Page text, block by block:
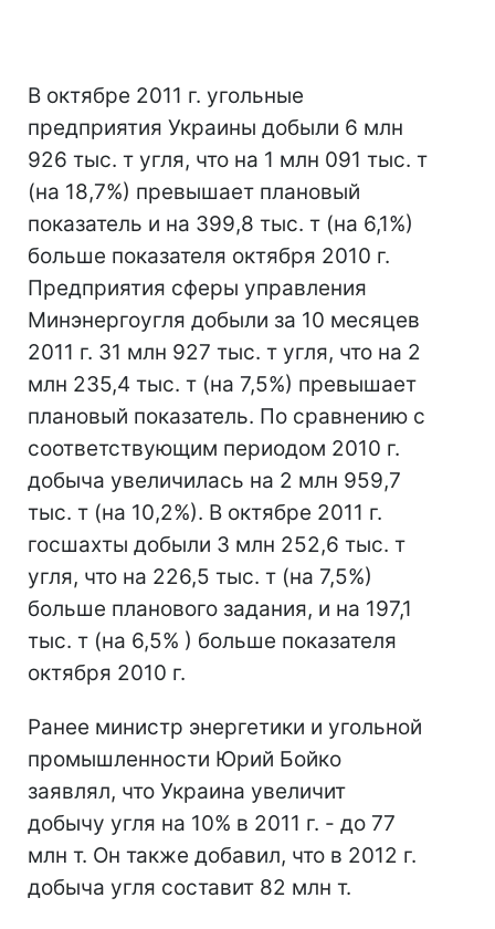
В октябре 2011 г. угольные
предприятия Украины добыли 6 млн
926 тыс. т угля, что на 1 млн 091 тыс. т
(на 18,7%) превышает плановый
показатель и на 399,8 тыс. т (на 6,1%)
больше показателя октября 2010 г.
Предприятия сферы управления
Минэнергоугля добыли за 10 месяцев
2011 г. 31 млн 927 тыс. т угля, что на 2
млн 235,4 тыс. т (на 7,5%) превышает
плановый показатель. По сравнению с
соответствующим периодом 2010 г.
добыча увеличилась на 2 млн 959,7
тыс. т (на 10,2%). В октябре 2011 г.
госшахты добыли 3 млн 252,6 тыс. т
угля, что на 226,5 тыс. т (на 7,5%)
больше планового задания, и на 197,1
тыс. т (на 6,5% ) больше показателя
октября 2010 г.
Ранее министр энергетики и угольной
промышленности Юрий Бойко
заявлял, что Украина увеличит
добычу угля на 10% в 2011 г. - до 77
млн т. Он также добавил, что в 2012 г.
добыча угля составит 82 млн т.